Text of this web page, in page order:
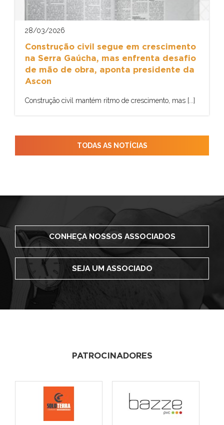
28/03/2026
Construção civil segue em crescimento
na Serra Gaúcha, mas enfrenta desafio
de mão de obra, aponta presidente da
Ascon
Construção civil mantém ritmo de crescimento, mas [...]
TODAS AS NOTÍCIAS
CONHEÇA NOSSOS ASSOCIADOS
SEJA UM ASSOCIADO
PATROCINADORES